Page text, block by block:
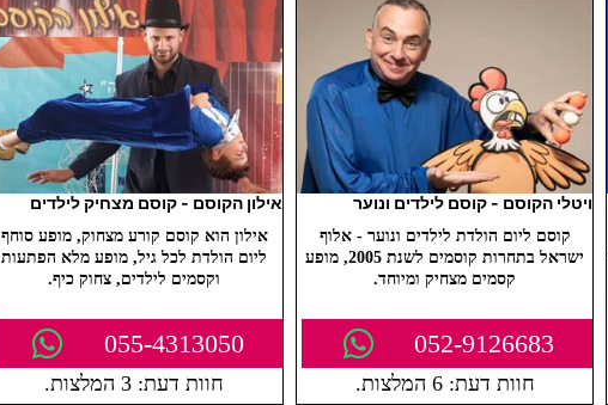
ויטלי הקוסם - קוסם לילדים ונוער
קוסם ליום הולדת לילדים ונוער - אלוף
ישראל בתחרות קוסמים לשנת 2005, מופע
קסמים מצחיק ומיוחד.
052-9126683
חוות דעת: 6 המלצות.
אילון הקוסם - קוסם מצחיק לילדים
אילון הוא קוסם קורע מצחוק, מופע סוחף
ליום הולדת לכל גיל, מופע מלא הפתעות
וקסמים לילדים, צחוק כיף.
055-4313050
חוות דעת: 3 המלצות.